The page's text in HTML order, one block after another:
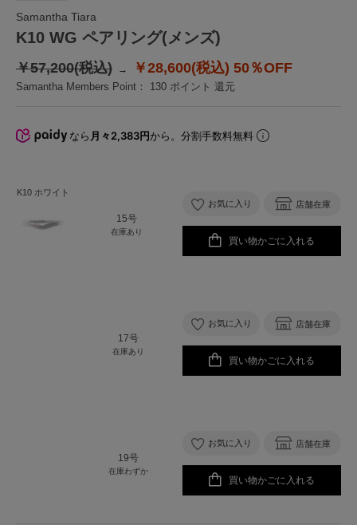
Samantha Tiara
K10 WG ペアリング(メンズ)
￥57,200(税込) ￥28,600(税込) 50％OFF
Samantha Members Point： 130 ポイント 還元
なら 月々2,383円から。分割手数料無料
K10 ホワイト
15号
在庫あり
お気に入り 店舗在庫
買い物かごに入れる
17号
在庫あり
お気に入り 店舗在庫
買い物かごに入れる
19号
在庫わずか
お気に入り 店舗在庫
買い物かごに入れる